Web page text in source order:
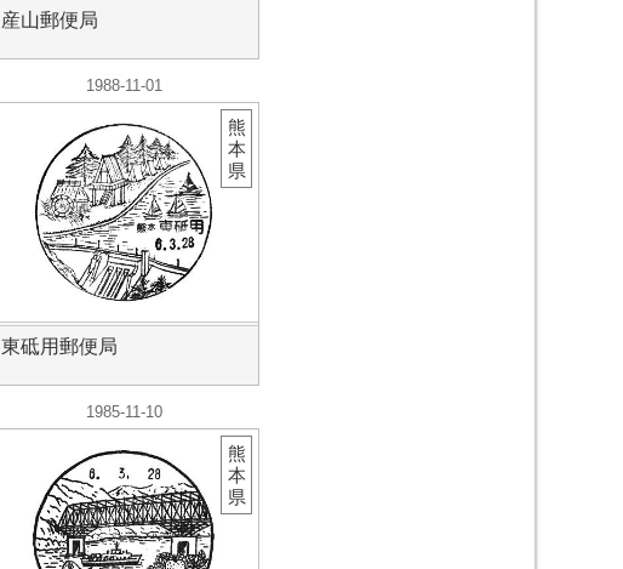
産山郵便局
1988-11-01
東砥用郵便局
熊
本
県
1985-11-10
熊
本
県